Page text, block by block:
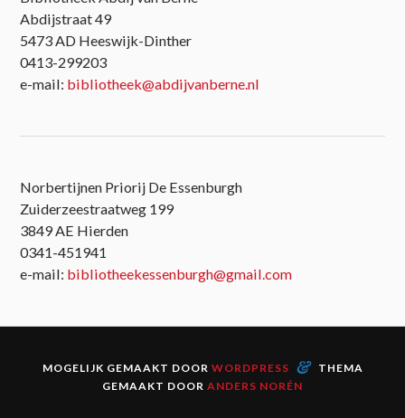
Abdijstraat 49
5473 AD Heeswijk-Dinther
0413-299203
e-mail: bibliotheek@abdijvanberne.nl
Norbertijnen Priorij De Essenburgh
Zuiderzeestraatweg 199
3849 AE Hierden
0341-451941
e-mail: bibliotheekessenburgh@gmail.com
MOGELIJK GEMAAKT DOOR WORDPRESS &
THEMA
GEMAAKT DOOR ANDERS NORÉN